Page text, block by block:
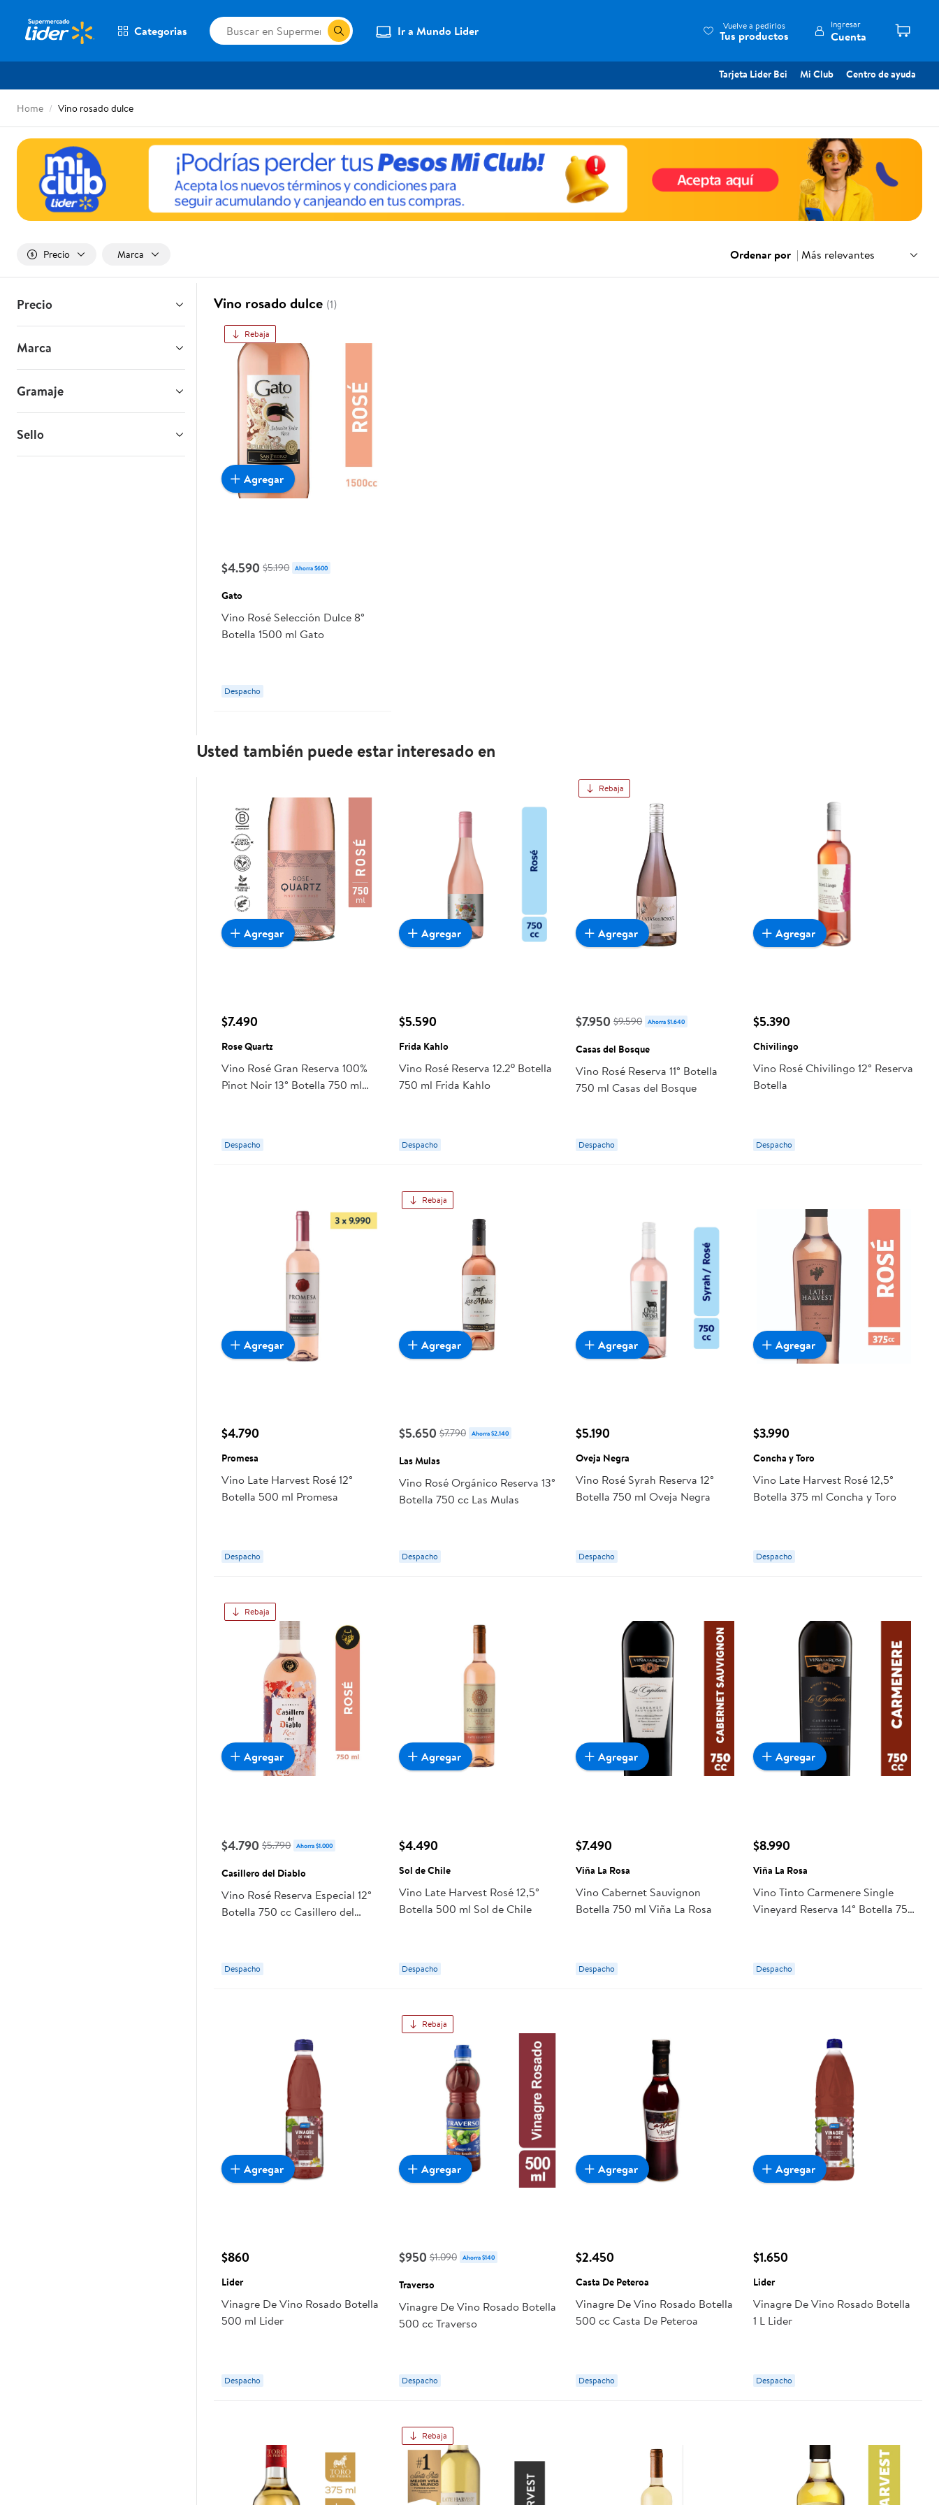
Categorias Ir a Mundo Lider Vuelve a pedirlos
Tus productos
Ingresar
Cuenta
Tarjeta Lider Bci Mi Club Centro de ayuda
Home Vino rosado dulce
Precio Marca Ordenar por | Más relevantes
Precio
Marca
Gramaje
Sello
Vino rosado dulce (1)
Rebaja
$4.590 $5.190 Ahorra $600
Gato
Vino Rosé Selección Dulce 8°
Botella 1500 ml Gato
Despacho
Agregar
Usted también puede estar interesado en
$7.490
Rose Quartz
Vino Rosé Gran Reserva 100%
Pinot Noir 13° Botella 750 ml
Despacho
Agregar
$5.590
Frida Kahlo
Vino Rosé Reserva 12.2º Botella
750 ml Frida Kahlo
Despacho
Agregar
Rebaja
$7.950 $9.590 Ahorra $1.640
Casas del Bosque
Vino Rosé Reserva 11° Botella
750 ml Casas del Bosque
Despacho
Agregar
$5.390
Chivilingo
Vino Rosé Chivilingo 12° Reserva
Botella
Despacho
Agregar
$4.790
Promesa
Vino Late Harvest Rosé 12°
Botella 500 ml Promesa
Despacho
Agregar
Rebaja
$5.650 $7.790 Ahorra $2.140
Las Mulas
Vino Rosé Orgánico Reserva 13°
Botella 750 cc Las Mulas
Despacho
Agregar
$5.190
Oveja Negra
Vino Rosé Syrah Reserva 12°
Botella 750 ml Oveja Negra
Despacho
Agregar
$3.990
Concha y Toro
Vino Late Harvest Rosé 12,5°
Botella 375 ml Concha y Toro
Despacho
Agregar
Rebaja
$4.790 $5.790 Ahorra $1.000
Casillero del Diablo
Vino Rosé Reserva Especial 12°
Botella 750 cc Casillero del
Despacho
Agregar
$4.490
Sol de Chile
Vino Late Harvest Rosé 12,5°
Botella 500 ml Sol de Chile
Despacho
Agregar
$7.490
Viña La Rosa
Vino Cabernet Sauvignon
Botella 750 ml Viña La Rosa
Despacho
Agregar
$8.990
Viña La Rosa
Vino Tinto Carmenere Single
Vineyard Reserva 14° Botella 750
Despacho
Agregar
$860
Lider
Vinagre De Vino Rosado Botella
500 ml Lider
Despacho
Agregar
Rebaja
$950 $1.090 Ahorra $140
Traverso
Vinagre De Vino Rosado Botella
500 cc Traverso
Despacho
Agregar
$2.450
Casta De Peteroa
Vinagre De Vino Rosado Botella
500 cc Casta De Peteroa
Despacho
Agregar
$1.650
Lider
Vinagre De Vino Rosado Botella
1 L Lider
Despacho
Agregar
Rebaja